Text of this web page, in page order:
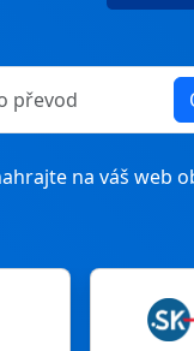
na váš web